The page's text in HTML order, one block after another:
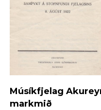
Músíkfjelag
markmið